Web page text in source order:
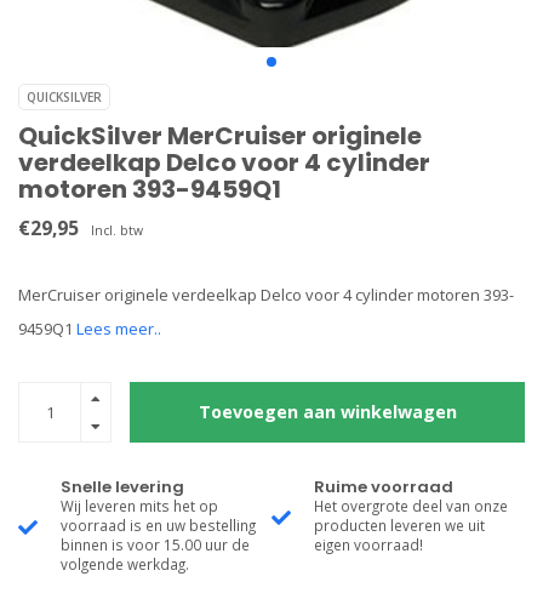
QUICKSILVER
QuickSilver MerCruiser originele
verdeelkap Delco voor 4 cylinder
motoren 393-9459Q1
€29,95 Incl. btw
MerCruiser originele verdeelkap Delco voor 4 cylinder motoren 393-
9459Q1 Lees meer..
Toevoegen aan winkelwagen
Snelle levering
Wij leveren mits het op
voorraad is en uw bestelling
binnen is voor 15.00 uur de
volgende werkdag.
Ruime voorraad
Het overgrote deel van onze
producten leveren we uit
eigen voorraad!